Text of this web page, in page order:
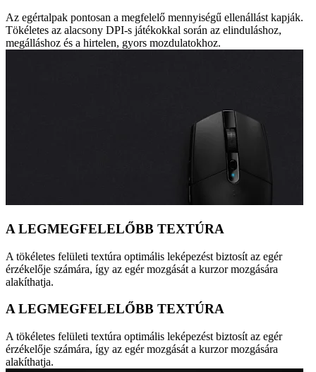
Az egértalpak pontosan a megfelelő mennyiségű ellenállást kapják.
Tökéletes az alacsony DPI-s játékokkal során az elinduláshoz,
megálláshoz és a hirtelen, gyors mozdulatokhoz.
A LEGMEGFELELŐBB TEXTÚRA
A tökéletes felületi textúra optimális leképezést biztosít az egér
érzékelője számára, így az egér mozgását a kurzor mozgására
alakíthatja.
A LEGMEGFELELŐBB TEXTÚRA
A tökéletes felületi textúra optimális leképezést biztosít az egér
érzékelője számára, így az egér mozgását a kurzor mozgására
alakíthatja.